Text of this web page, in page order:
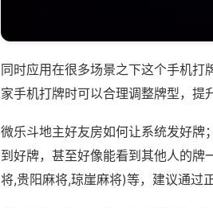
同时应用在很多场景之下这个手机打
家手机打牌时可以合理调整牌型，提
微乐斗地主好友房如何让系统发好牌
到好牌，甚至好像能看到其他人的
将,贵阳麻将,琼崖麻将)等，建议通过